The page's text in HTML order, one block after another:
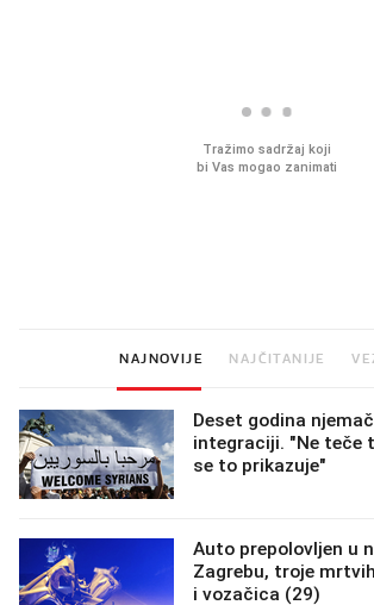
NAJNOVIJE NAJČITANIJE
Deset godina
integraciji. "Ne teče
se to prikazuje"
Auto prepolovljen u
Zagrebu, troje
i vozačica (29)